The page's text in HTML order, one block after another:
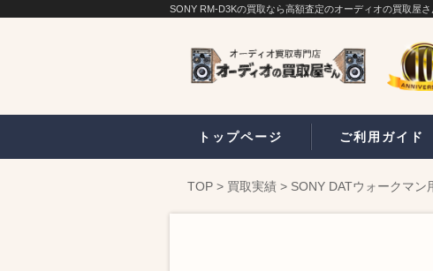
SONY RM-D3Kの買取なら高額査定のオーディオの買取屋さ
トップページ ご利用ガイド
TOP > 買取実績 > SONY DATウォークマ